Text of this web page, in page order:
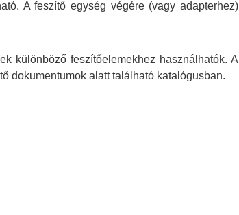
A feszítő egység végére (vagy adapterhez)
különböző feszítőelemekhez használhatók. A
dokumentumok alatt található katalógusban.